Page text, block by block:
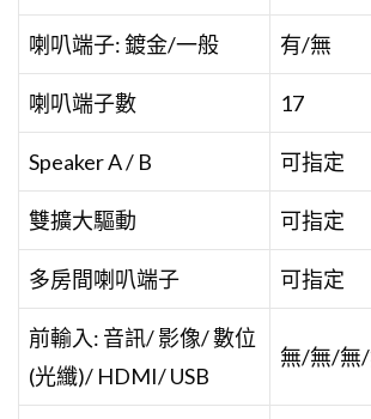
喇叭端子: 鍍金/一般 有/無
喇叭端子數 17
Speaker A / B 可指定
雙擴大驅動 可指定
多房間喇叭端子 可指定
前輸入: 音訊/ 影像/ 數位
(光纖)/ HDMI/ USB
無/無/無